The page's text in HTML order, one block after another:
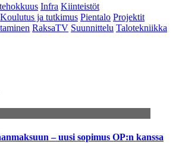
Infra Kiinteistöt
Koulutus ja tutkimus Pientalo Projektit
RaksaTV Suunnittelu Talotekniikka
– uusi sopimus OP:n kanssa